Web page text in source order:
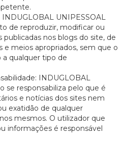
UNIPESSOAL
de reproduzir, modificar ou
publicadas nos blogs do site, de
e meios apropriados, sem que o
qualquer tipo de
INDUGLOBAL
se responsabiliza pelo que é
e notícias dos sites nem
exatidão de qualquer
mesmos. O utilizador que
informações é responsável